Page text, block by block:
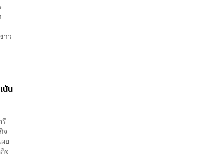
าว
น้น
จ
ย
จ